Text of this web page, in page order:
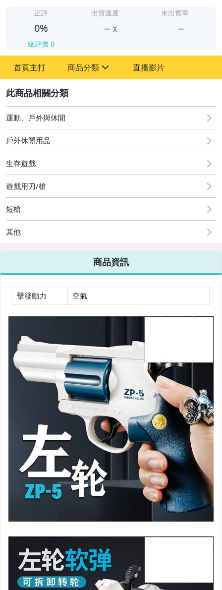
正評
0%
總評價 0
出貨速度
-- 天
未出貨率
--
首頁主打 商品分類
圖書/影音/文具
古董、藝術與礦石
手機、配件與通訊
美容保養與彩妝
電腦、平板與周邊
汽機車精品百貨
居家、家具與園藝
男性精品與服飾
偶像、球員卡與郵幣
女裝與服飾配件
手錶與飾品配件
女包精品與女鞋
家電與影音視聽
直播影片
運動、戶外與休閒
戶外休閒用品
生存遊戲
遊戲用刀/槍
短槍
其他
商品資訊
擊發動力 空氣